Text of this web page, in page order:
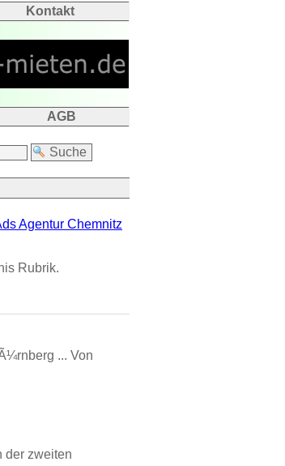
Kontakt
AGB
Agentur Chemnitz
Rubrik.
... Von
der zweiten